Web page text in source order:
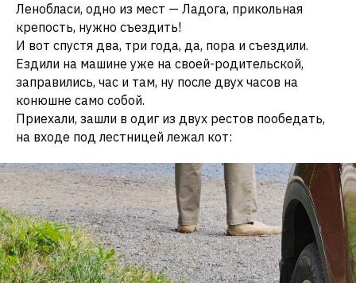
Ленобласи, одно из мест — Ладога, прикольная
крепость, нужно съездить!
И вот спустя два, три года, да, пора и съездили.
Ездили на машине уже на своей-родительской,
заправились, час и там, ну после двух часов на
конюшне само собой.
Приехали, зашли в одиг из двух рестов пообедать,
на входе под лестницей лежал кот: